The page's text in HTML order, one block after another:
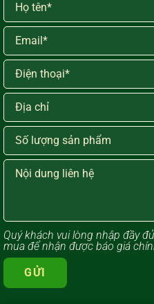
Quý khách vui lòng ​nhập đầy
mua để nhận được báo giá